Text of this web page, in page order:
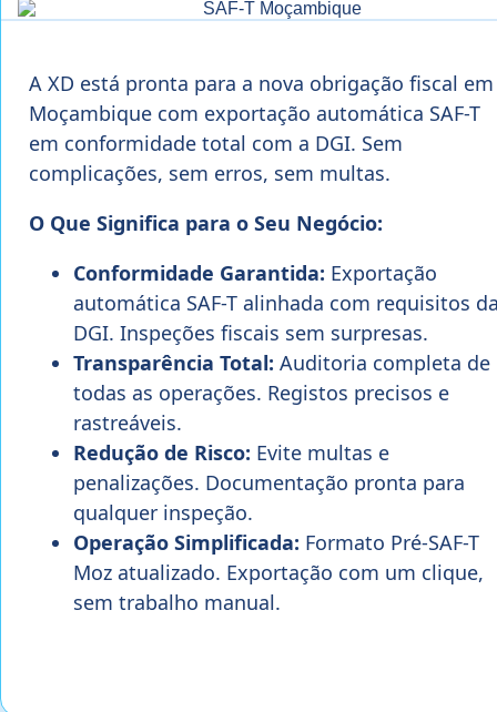
A XD está pronta para a nova obrigação fiscal em
Moçambique com exportação automática SAF-T
em conformidade total com a DGI. Sem
complicações, sem erros, sem multas.
O Que Significa para o Seu Negócio:
Conformidade Garantida: Exportação
automática SAF-T alinhada com requisitos
DGI. Inspeções fiscais sem surpresas.
Transparência Total: Auditoria completa de
todas as operações. Registos precisos e
rastreáveis.
Redução de Risco: Evite multas e
penalizações. Documentação pronta para
qualquer inspeção.
Operação Simplificada: Formato Pré-SAF-T
Moz atualizado. Exportação com um clique,
sem trabalho manual.